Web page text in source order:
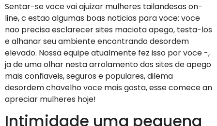
Sentar-se voce vai ajuizar mulheres tailandesas on-
line, c estao algumas boas noticias para voce: voce
nao precisa esclarecer sites maciota apego, testa-los
e alhanar seu ambiente encontrando desordem
elevado. Nossa equipe atualmente fez isso por voce -,
ja de uma olhar nesta arrolamento dos sites de apego
mais confiaveis, seguros e populares, dilema
desordem chavelho voce mais gosta, esse comece an
apreciar mulheres hoje!
Intimidade uma pequena